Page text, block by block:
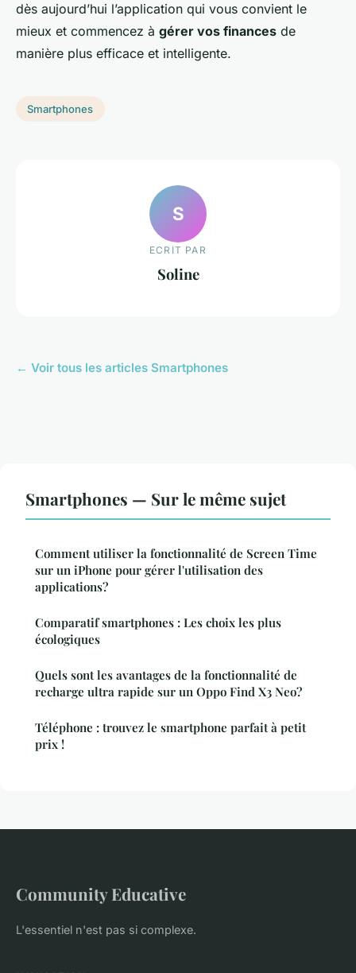
dès aujourd’hui l’application qui vous convient le
mieux et commencez à gérer vos finances de
manière plus efficace et intelligente.
Smartphones
S
ECRIT PAR
Soline
← Voir tous les articles Smartphones
Smartphones — Sur le même sujet
Comment utiliser la fonctionnalité de Screen Time
sur un iPhone pour gérer l'utilisation des
applications?
Comparatif smartphones : Les choix les plus
écologiques
Quels sont les avantages de la fonctionnalité de
recharge ultra rapide sur un Oppo Find X3 Neo?
Téléphone : trouvez le smartphone parfait à petit
prix !
Community Educative
L'essentiel n'est pas si complexe.